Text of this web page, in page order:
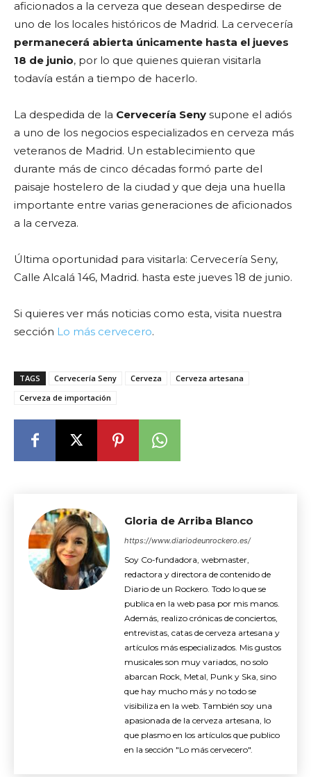
aficionados a la cerveza que desean despedirse de
uno de los locales históricos de Madrid. La cervecería
permanecerá abierta únicamente hasta el jueves
18 de junio, por lo que quienes quieran visitarla
todavía están a tiempo de hacerlo.
La despedida de la Cervecería Seny supone el adiós
a uno de los negocios especializados en cerveza más
veteranos de Madrid. Un establecimiento que
durante más de cinco décadas formó parte del
paisaje hostelero de la ciudad y que deja una huella
importante entre varias generaciones de aficionados
a la cerveza.
Última oportunidad para visitarla: Cervecería Seny,
Calle Alcalá 146, Madrid. hasta este jueves 18 de junio.
Si quieres ver más noticias como esta, visita nuestra
sección Lo más cervecero.
TAGS Cervecería Seny Cerveza
Cerveza artesana
Cerveza de importación
Gloria de Arriba Blanco
https://www.diariodeunrockero.es/
Soy Co-fundadora, webmaster,
redactora y directora de contenido de
Diario de un Rockero. Todo lo que se
publica en la web pasa por mis manos.
Además, realizo crónicas de conciertos,
entrevistas, catas de cerveza artesana y
artículos más especializados. Mis gustos
musicales son muy variados, no solo
abarcan Rock, Metal, Punk y Ska, sino
que hay mucho más y no todo se
visibiliza en la web. También soy una
apasionada de la cerveza artesana, lo
que plasmo en los artículos que publico
en la sección "Lo más cervecero".